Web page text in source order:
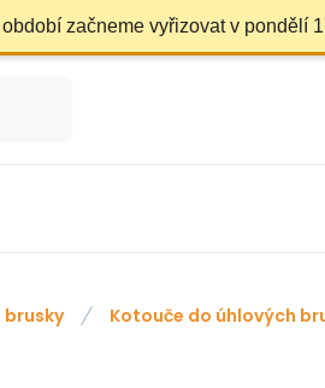
začneme vyřizovat v pondělí
brusky
Kotouče do úhlových